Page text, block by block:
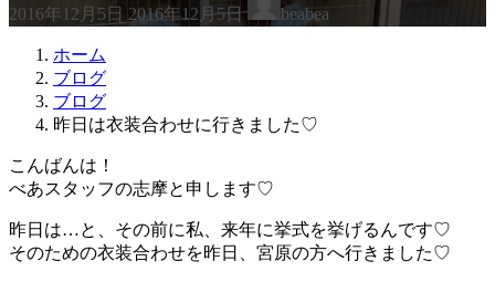
2016年12月5日 終
時
:
2016年12月5日 beabea
ホーム
ブログ
ブログ
昨日は衣装合わせに行きました♡
こんばんは！
べあスタッフの志摩と申します♡
昨日は…と、その前に私、来年に挙式を挙げるんです♡
そのための衣装合わせを昨日、宮原の方へ行きました♡